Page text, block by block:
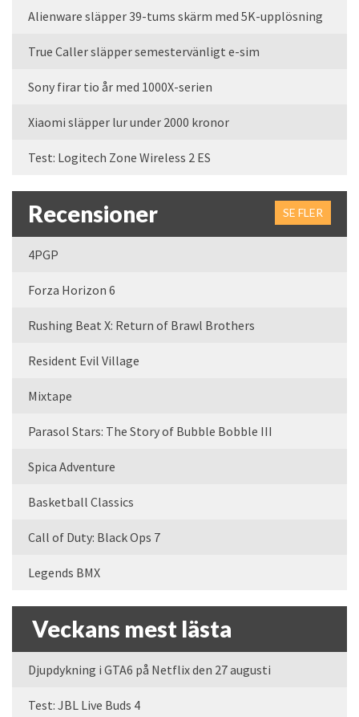
Alienware släpper 39-tums skärm med 5K-upplösning
True Caller släpper semestervänligt e-sim
Sony firar tio år med 1000X-serien
Xiaomi släpper lur under 2000 kronor
Test: Logitech Zone Wireless 2 ES
Recensioner SE FLER
4PGP
Forza Horizon 6
Rushing Beat X: Return of Brawl Brothers
Resident Evil Village
Mixtape
Parasol Stars: The Story of Bubble Bobble III
Spica Adventure
Basketball Classics
Call of Duty: Black Ops 7
Legends BMX
Veckans mest lästa
Djupdykning i GTA6 på Netflix den 27 augusti
Test: JBL Live Buds 4